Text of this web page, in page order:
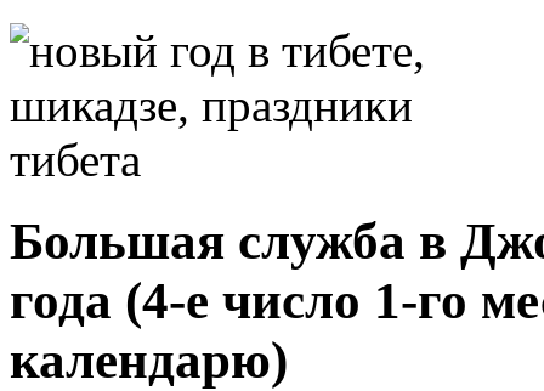
Большая служба в
года (4-е число 1-го
календарю)